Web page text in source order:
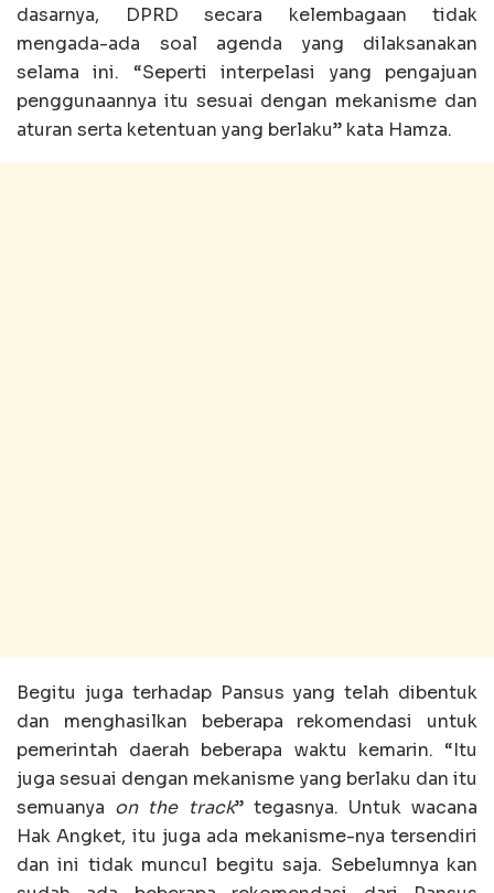
dasarnya, DPRD secara kelembagaan tidak
mengada-ada soal agenda yang dilaksanakan
selama ini. “Seperti interpelasi yang pengajuan
penggunaannya itu sesuai dengan mekanisme dan
aturan serta ketentuan yang berlaku” kata Hamza.
Begitu juga terhadap Pansus yang telah dibentuk
dan menghasilkan beberapa rekomendasi untuk
pemerintah daerah beberapa waktu kemarin. “Itu
juga sesuai dengan mekanisme yang berlaku dan itu
semuanya on the track” tegasnya. Untuk wacana
Hak Angket, itu juga ada mekanisme-nya tersendiri
dan ini tidak muncul begitu saja. Sebelumnya kan